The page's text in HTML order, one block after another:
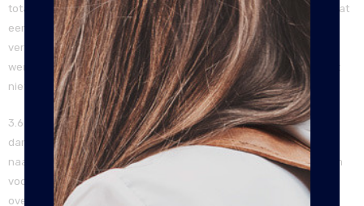
totale aankoopbedrag. Heeft u echter van tevoren aangegeven dat
een vervangend artikel ook een optie is, dan zullen wij u een
vervangend product of artikel leveren, dat zoveel mogelijk aan uw
wensen voldoet. Uiteraard kunt u van tevoren aangeven dat u dat
niet wilt.
3.6. De levering van producten in het buitenland kan langer duren
dan een levering in Nederland. De kosten die voor een verzending
naar een adres in het buitenland in rekening worden gebracht, zijn
voor u zichtbaar wanneer u tot de aankoop van het product
overgaat.